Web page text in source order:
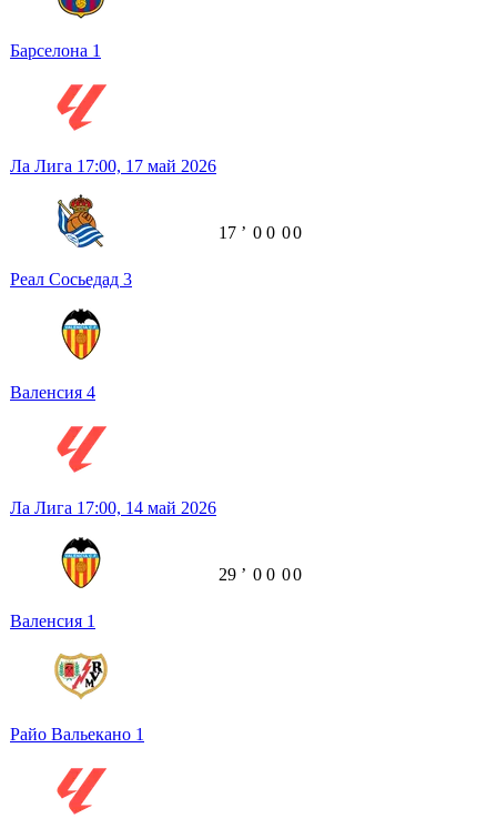
Барселона 1
Ла Лига 17:00, 17 май 2026
Реал Сосьедад 3
Валенсия 4
17 ʼ 0 0 00
Ла Лига 17:00, 14 май 2026
Валенсия 1
Райо Вальекано 1
29 ʼ 0 0 00